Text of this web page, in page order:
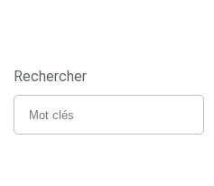
Rechercher